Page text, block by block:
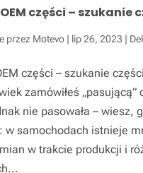
części – szukanie
przez Motevo| lip 26, 2023 |
części – szukanie
zamówiłeś „pasującą”
nie pasowała – wiesz,
w samochodach istnieje
w trakcie produkcji i